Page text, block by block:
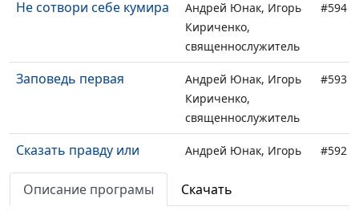
Не сотвори себе кумира
Андрей Юнак, Игорь
Кириченко,
священнослужитель
#594
Заповедь первая
Андрей Юнак, Игорь
Кириченко,
священнослужитель
#593
Сказать правду или
солгать?
Андрей Юнак, Игорь
священнослужитель
#592
Описание програмы Скачать